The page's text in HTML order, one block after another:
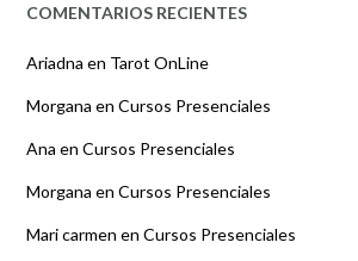
COMENTARIOS RECIENTES
Ariadna en Tarot OnLine
Morgana en Cursos Presenciales
Ana en Cursos Presenciales
Morgana en Cursos Presenciales
Mari carmen en Cursos Presenciales